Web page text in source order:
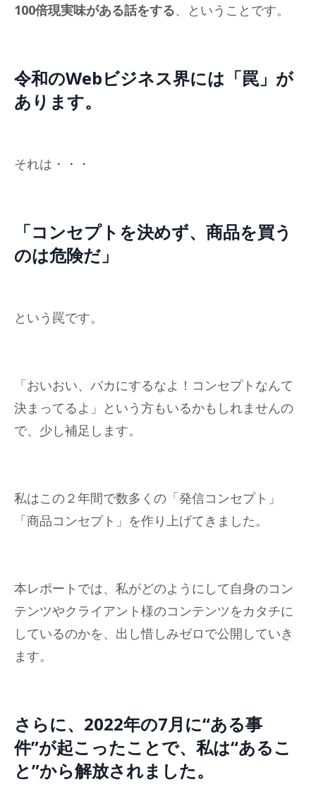
100倍現実味がある話をする、ということです。
令和のWebビジネス界には「罠」が
あります。
それは・・・
「コンセプトを決めず、商品を買う
のは危険だ」
という罠です。
「おいおい、バカにするなよ！コンセプトなんて
決まってるよ」という方もいるかもしれませんの
で、少し補足します。
私はこの２年間で数多くの「発信コンセプト」
「商品コンセプト」を作り上げてきました。
本レポートでは、私がどのようにして自身のコン
テンツやクライアント様のコンテンツをカタチに
しているのかを、出し惜しみゼロで公開していき
ます。
さらに、2022年の7月に“ある事
件”が起こったことで、私は“あるこ
と”から解放されました。